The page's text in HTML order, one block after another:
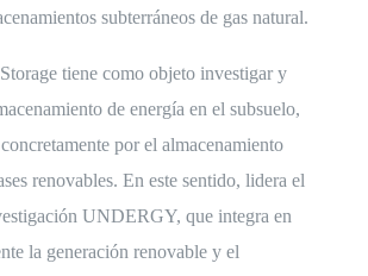
subterráneos de gas natural.
tiene como objeto investigar y
de energía en el subsuelo,
por el almacenamiento
renovables. En este sentido, lidera el
UNDERGY, que integra en
la generación renovable y el